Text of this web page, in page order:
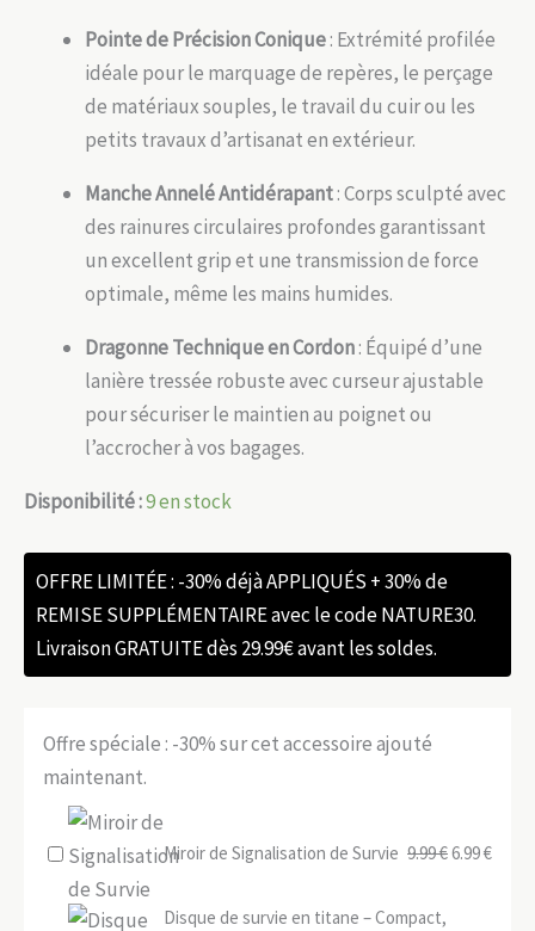
Pointe de Précision Conique: Extrémité profilée
idéale pour le marquage de repères, le perçage
de matériaux souples, le travail du cuir ou les
petits travaux d’artisanat en extérieur.
Manche Annelé Antidérapant: Corps sculpté avec
des rainures circulaires profondes garantissant
un excellent grip et une transmission de force
optimale, même les mains humides.
Dragonne Technique en Cordon: Équipé d’une
lanière tressée robuste avec curseur ajustable
pour sécuriser le maintien au poignet ou
l’accrocher à vos bagages.
Disponibilité :9 en stock
OFFRE LIMITÉE : -30% déjà APPLIQUÉS + 30% de
REMISE SUPPLÉMENTAIRE avec le code NATURE30.
Livraison GRATUITE dès 29.99€ avant les soldes.
Offre spéciale : -30% sur cet accessoire ajouté
maintenant.
Miroir de Signalisation de Survie 9.99€Le
6.99€Le
Disque de survie en titane – Compact,